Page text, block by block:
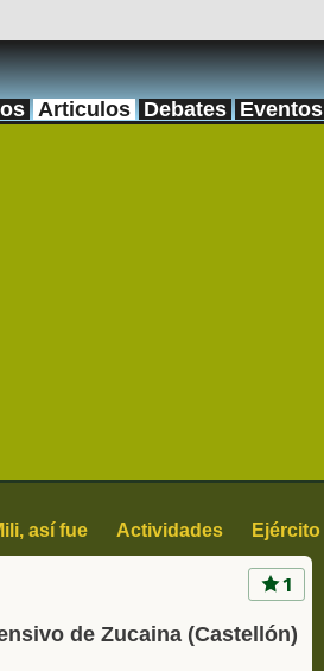
Articulos Debates Eventos
así fue Actividades Ejército
1
de Zucaina (Castellón)